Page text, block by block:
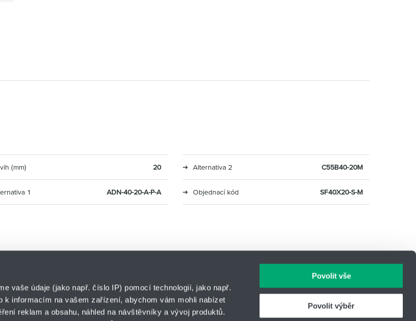
vaše údaje (jako např. číslo IP) pomocí technologií, jako např.
k informacím na vašem zařízení, abychom vám mohli nabízet
reklam a obsahu, náhled na návštěvníky a vývoj produktů.
Povolit vše
Povolit výběr
(mm) 20
1 ADN-40-20-A-P-A
Alternativa 2 C55B40-20M
Objednací kód SF40X20-S-M
o.z. LIN-TECH
HENNLICH s.r.o.
IČO: 14869446